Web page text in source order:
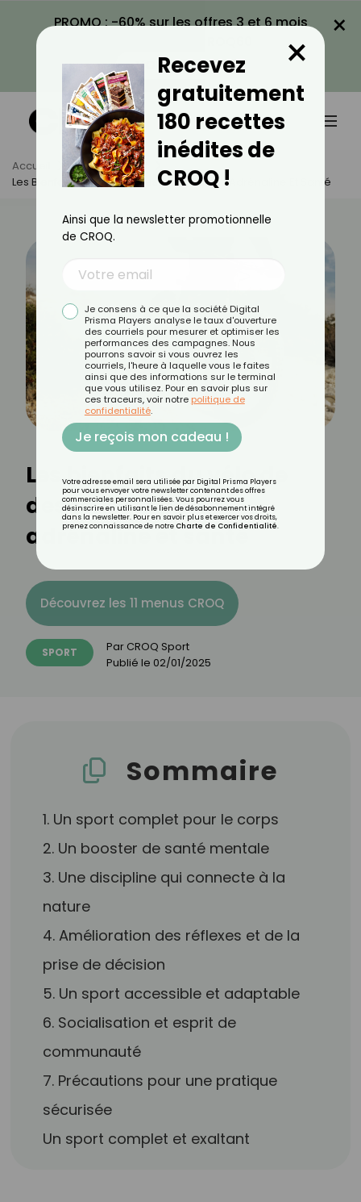
PROMO : -60% sur les offres 3 et 6 mois
VOIR LA PROMO
×
Accueil Actus
Sport
Les Bienfaits Du Vélo De Descente : Sport, Adrénaline Et Santé
Les bienfaits du vélo de
descente : sport,
adrénaline et santé
Découvrez les 11 menus CROQ
SPORT Par CROQ Sport
Publié le 02/01/2025
Sommaire
1. Un sport complet pour le corps
2. Un booster de santé mentale
3. Une discipline qui connecte à la
nature
4. Amélioration des réflexes et de la
prise de décision
5. Un sport accessible et adaptable
6. Socialisation et esprit de
communauté
7. Précautions pour une pratique
sécurisée
Un sport complet et exaltant
Recevez
gratuitement
180 recettes
inédites de
CROQ !
×
Ainsi que la newsletter promotionnelle
de CROQ.
Je consens à ce que la société Digital
Prisma Players analyse le taux d'ouverture
des courriels pour mesurer et optimiser les
performances des campagnes. Nous
pourrons savoir si vous ouvrez les
courriels, l'heure à laquelle vous le faites
ainsi que des informations sur le terminal
que vous utilisez. Pour en savoir plus sur
ces traceurs, voir notre politique de
confidentialité.
Je reçois mon cadeau !
Votre adresse email sera utilisée par Digital Prisma Players
pour vous envoyer votre newsletter contenant des offres
commerciales personnalisées. Vous pourrez vous
désinscrire en utilisant le lien de désabonnement intégré
dans la newsletter. Pour en savoir plus et exercer vos droits,
prenez connaissance de notre Charte de Confidentialité.